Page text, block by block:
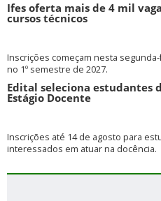
Ifes oferta mais de 4 mil
cursos técnicos
Inscrições começam nesta
no 1º semestre de 2027.
Edital seleciona estudantes
Estágio Docente
Inscrições até 14 de agosto para
interessados em atuar na docência.